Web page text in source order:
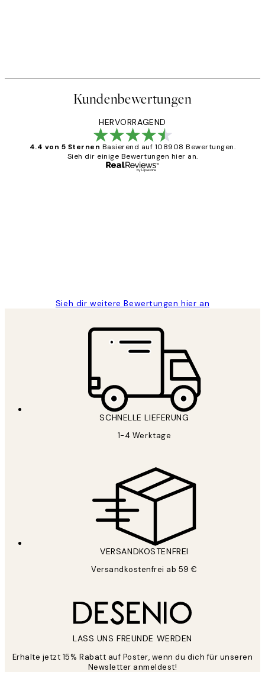
Kundenbewertungen
HERVORRAGEND
4.4 von 5 Sternen Basierend auf 108908 Bewertungen.
Sieh dir einige Bewertungen hier an.
Sieh dir weitere Bewertungen hier an
SCHNELLE LIEFERUNG
1-4 Werktage
VERSANDKOSTENFREI
Versandkostenfrei ab 59 €
LASS UNS FREUNDE WERDEN
Erhalte jetzt 15% Rabatt auf Poster, wenn du dich für unseren
Newsletter anmeldest!